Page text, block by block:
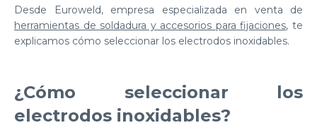
Desde Euroweld, empresa especializada en venta de
herramientas de soldadura y accesorios para fijaciones, te
explicamos cómo seleccionar los electrodos inoxidables.
¿Cómo seleccionar los
electrodos inoxidables?